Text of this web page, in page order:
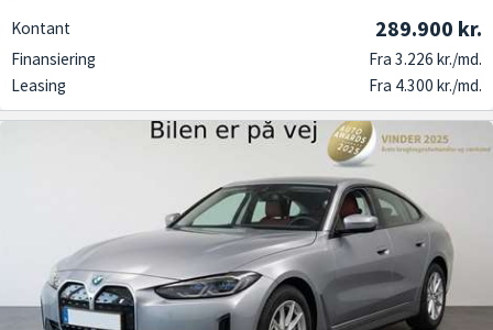
Kontant 289.900 kr.
Finansiering
Fra 3.226 kr./md.
Leasing
Fra 4.300 kr./md.